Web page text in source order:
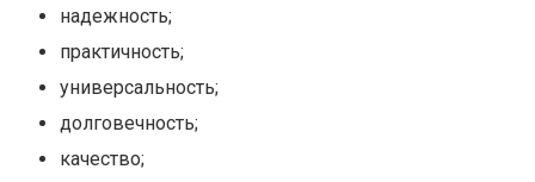
надежность;
практичность;
универсальность;
долговечность;
качество;